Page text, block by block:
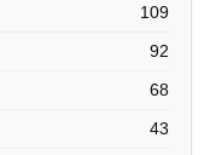
109
92
68
43